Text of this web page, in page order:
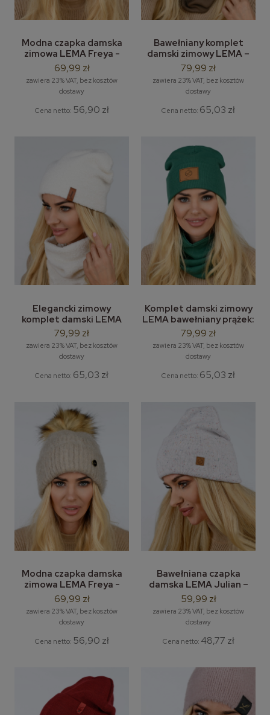
Modna czapka damska
zimowa LEMA Freya -
moherowa czapka bez
pompona
69,99 zł
zawiera 23% VAT, bez kosztów
dostawy
Cena netto: 56,90 zł
Bawełniany komplet
damski zimowy LEMA –
bawełniana czapka
beanie + szal / komin
79,99 zł
zawiera 23% VAT, bez kosztów
dostawy
Cena netto: 65,03 zł
Elegancki zimowy
komplet damski LEMA
Boucle - zestaw: damska
czapka i komin / tuba
79,99 zł
zawiera 23% VAT, bez kosztów
dostawy
Cena netto: 65,03 zł
Komplet damski zimowy
LEMA bawełniany prążek:
damska czapka beanie i
szal / komin
79,99 zł
zawiera 23% VAT, bez kosztów
dostawy
Cena netto: 65,03 zł
Modna czapka damska
zimowa LEMA Freya -
moherowa czapka z
pomponem
69,99 zł
zawiera 23% VAT, bez kosztów
dostawy
Cena netto: 56,90 zł
Bawełniana czapka
damska LEMA Julian –
zimowa czapka bez
pompona beanie
59,99 zł
zawiera 23% VAT, bez kosztów
dostawy
Cena netto: 48,77 zł